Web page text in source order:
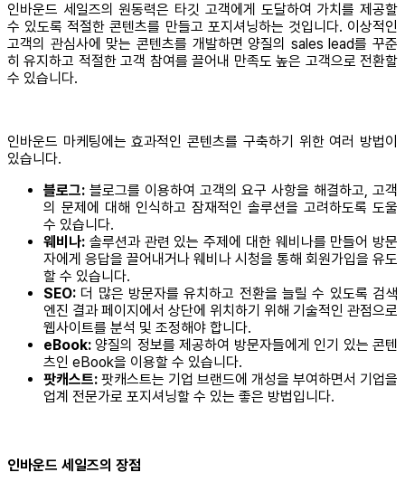
인바운드 세일즈의 원동력은 타깃 고객에게 도달하여 가치를 제공할
수 있도록 적절한 콘텐츠를 만들고 포지셔닝하는 것입니다. 이상적인
고객의 관심사에 맞는 콘텐츠를 개발하면 양질의 sales lead를 꾸준
히 유지하고 적절한 고객 참여를 끌어내 만족도 높은 고객으로 전환할
수 있습니다.
인바운드 마케팅에는 효과적인 콘텐츠를 구축하기 위한 여러 방법이
있습니다.
블로그: 블로그를 이용하여 고객의 요구 사항을 해결하고, 고객
의 문제에 대해 인식하고 잠재적인 솔루션을 고려하도록 도울
수 있습니다.
웨비나: 솔루션과 관련 있는 주제에 대한 웨비나를 만들어 방문
자에게 응답을 끌어내거나 웨비나 시청을 통해 회원가입을 유도
할 수 있습니다.
SEO: 더 많은 방문자를 유치하고 전환을 늘릴 수 있도록 검색
엔진 결과 페이지에서 상단에 위치하기 위해 기술적인 관점으로
웹사이트를 분석 및 조정해야 합니다.
eBook: 양질의 정보를 제공하여 방문자들에게 인기 있는 콘텐
츠인 eBook을 이용할 수 있습니다.
팟캐스트: 팟캐스트는 기업 브랜드에 개성을 부여하면서 기업을
업계 전문가로 포지셔닝할 수 있는 좋은 방법입니다.
인바운드 세일즈의 장점